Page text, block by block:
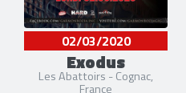
02/03/2020
Exodus
Les Abattoirs - Cognac,
France